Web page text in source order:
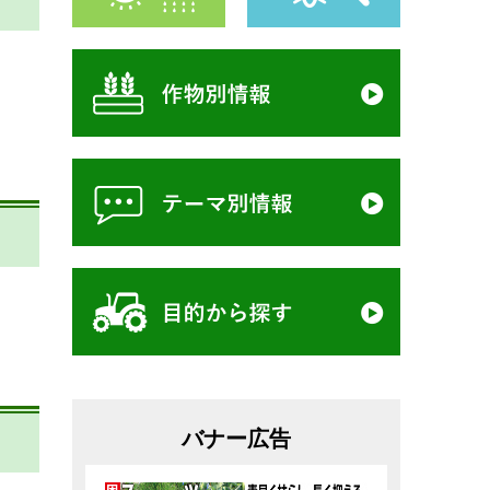
バナー広告